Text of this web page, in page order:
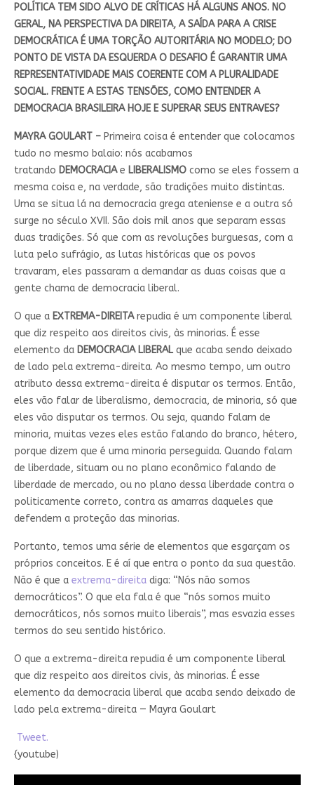
POLÍTICA TEM SIDO ALVO DE CRÍTICAS HÁ ALGUNS ANOS. NO
GERAL, NA PERSPECTIVA DA DIREITA, A SAÍDA PARA A CRISE
DEMOCRÁTICA É UMA TORÇÃO AUTORITÁRIA NO MODELO; DO
PONTO DE VISTA DA ESQUERDA O DESAFIO É GARANTIR UMA
REPRESENTATIVIDADE MAIS COERENTE COM A PLURALIDADE
SOCIAL. FRENTE A ESTAS TENSÕES, COMO ENTENDER A
DEMOCRACIA BRASILEIRA HOJE E SUPERAR SEUS ENTRAVES?
MAYRA GOULART –Primeira coisa é entender que colocamos
tudo no mesmo balaio: nós acabamos
tratando DEMOCRACIAe LIBERALISMOcomo se eles fossem a
mesma coisa e, na verdade, são tradições muito distintas.
Uma se situa lá na democracia grega ateniense e a outra só
surge no século XVII. São dois mil anos que separam essas
duas tradições. Só que com as revoluções burguesas, com a
luta pelo sufrágio, as lutas históricas que os povos
travaram, eles passaram a demandar as duas coisas que a
gente chama de democracia liberal.
O que aEXTREMA-DIREITArepudia é um componente liberal
que diz respeito aos direitos civis, às minorias. É esse
elemento daDEMOCRACIA LIBERALque acaba sendo deixado
de lado pela extrema-direita. Ao mesmo tempo, um outro
atributo dessa extrema-direita é disputar os termos. Então,
eles vão falar de liberalismo, democracia, de minoria, só que
eles vão disputar os termos. Ou seja, quando falam de
minoria, muitas vezes eles estão falando do branco, hétero,
porque dizem que é uma minoria perseguida. Quando falam
de liberdade, situam ou no plano econômico falando de
liberdade de mercado, ou no plano dessa liberdade contra o
politicamente correto, contra as amarras daqueles que
defendem a proteção das minorias.
Portanto, temos uma série de elementos que esgarçam os
próprios conceitos. E é aí que entra o ponto da sua questão.
Não é que a extrema-direitadiga: “Nós não somos
democráticos”. O que ela fala é que “nós somos muito
democráticos, nós somos muito liberais”, mas esvazia esses
termos do seu sentido histórico.
O que a extrema-direita repudia é um componente liberal
que diz respeito aos direitos civis, às minorias. É esse
elemento da democracia liberal que acaba sendo deixado de
lado pela extrema-direita — Mayra Goulart
Tweet.
{youtube)